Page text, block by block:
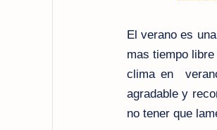
El verano es
mas tiempo
clima en
agradable y
no tener que